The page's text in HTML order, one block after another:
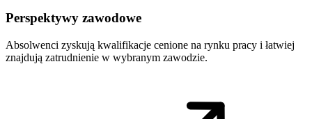
Perspektywy zawodowe
Absolwenci zyskują kwalifikacje cenione na rynku pracy i łatwiej
znajdują zatrudnienie w wybranym zawodzie.